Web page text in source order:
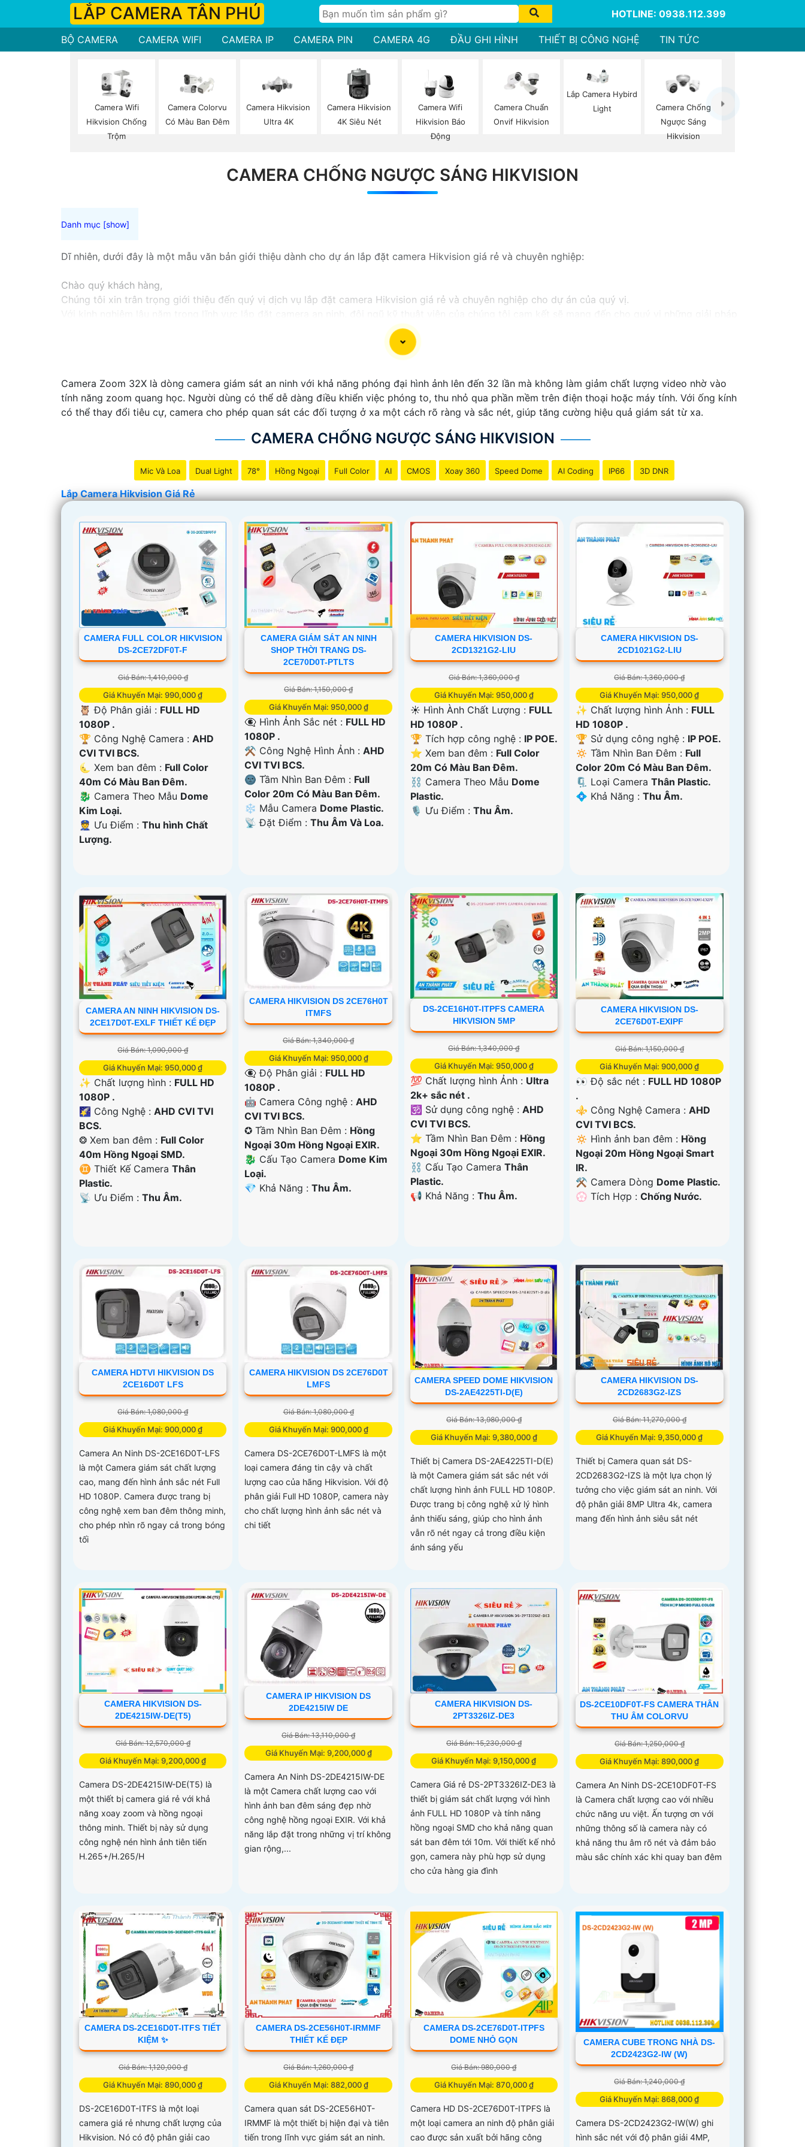
LẮP CAMERA TÂN PHÚ HOTLINE: 0938.112.399
BỘ CAMERA CAMERA WIFI CAMERA IP CAMERA PIN CAMERA 4G ĐẦU GHI HÌNH THIẾT BỊ CÔNG NGHỆ TIN TỨC
Camera Wifi
Hikvision Chống
Trộm
Camera Colorvu
Có Màu Ban Đêm
Camera Hikvision
Ultra 4K
Camera Hikvision
4K Siêu Nét
Camera Wifi
Hikvision Báo
Động
Camera Chuẩn
Onvif Hikvision
Lắp Camera Hybird
Light
Camera Chống
Ngược Sáng
Hikvision
CAMERA CHỐNG NGƯỢC SÁNG HIKVISION
Dĩ nhiên, dưới đây là một mẫu văn bản giới thiệu dành cho dự án lắp đặt camera Hikvision giá rẻ và chuyên nghiệp:
Chào quý khách hàng,
Chúng tôi xin trân trọng giới thiệu đến quý vị dịch vụ lắp đặt camera Hikvision giá rẻ và chuyên nghiệp cho dự án của quý vị.
Camera của Hikvision được biết đến là một trong những thương hiệu hàng đầu thế giới về giải pháp an ninh video. Với các tính năng và công nghệ
chất lượng hình ảnh sắc nét mà còn đem đến sự tin cậy và an toàn cho dự án của quý vị.
vị.
Camera Zoom 32X là dòng camera giám sát an ninh với khả năng phóng đại hình ảnh lên đến 32 lần mà không làm giảm chất lượng video nhờ vào
tính năng zoom quang học. Người dùng có thể dễ dàng điều khiển việc phóng to, thu nhỏ qua phần mềm trên điện thoại hoặc máy tính. Với ống kính
có thể thay đổi tiêu cự, camera cho phép quan sát các đối tượng ở xa một cách rõ ràng và sắc nét, giúp tăng cường hiệu quả giám sát từ xa.
CAMERA CHỐNG NGƯỢC SÁNG HIKVISION
Mic Và Loa Dual Light 78° Hồng Ngoại Full Color AI CMOS Xoay 360 Speed Dome AI Coding IP66 3D DNR
Lắp Camera Hikvision Giá Rẻ
CAMERA FULL COLOR HIKVISION
DS-2CE72DF0T-F
Giá Bán: 1,410,000 ₫
Giá Khuyến Mại: 990,000 ₫
🦉 Độ Phân giải : FULL HD
1080P .
🏆 Công Nghệ Camera : AHD
CVI TVI BCS.
🌜 Xem ban đêm : Full Color
40m Có Màu Ban Đêm.
🐉️ Camera Theo Mẫu Dome
Kim Loại.
️👮 Ưu Điểm : Thu hình Chất
Lượng.
CAMERA GIÁM SÁT AN NINH
SHOP THỜI TRANG DS-
2CE70D0T-PTLTS
Giá Bán: 1,150,000 ₫
Giá Khuyến Mại: 950,000 ₫
👁️‍🗨 Hình Ảnh Sắc nét : FULL HD
1080P .
⚒ Công Nghệ Hình Ảnh :AHD
CVI TVI BCS.
🌚 Tầm Nhìn Ban Đêm : Full
Color 20m Có Màu Ban Ðêm.
❄ Mẫu Camera Dome Plastic.
️📡 Đặt Điểm :Thu Âm Và Loa.
CAMERA HIKVISION DS-
2CD1321G2-LIU
Giá Bán: 1,360,000 ₫
Giá Khuyến Mại: 950,000 ₫
☀️ Hình Ành Chất Lượng : FULL
HD 1080P .
🏆 Tích hợp công nghệ : IP POE.
⭐ Xem ban đêm : Full Color
20m Có Màu Ban Ðêm.
⛓ Camera Theo Mẫu Dome
Plastic.
️🎙 Ưu Điểm : Thu Âm.
CAMERA HIKVISION DS-
2CD1021G2-LIU
Giá Bán: 1,360,000 ₫
Giá Khuyến Mại: 950,000 ₫
✨ Chất lượng hình Ảnh : FULL
HD 1080P .
🏆 Sử dụng công nghệ : IP POE.
🔅 Tầm Nhìn Ban Đêm : Full
Color 20m Có Màu Ban Ðêm.
🗜️ Loại CameraThân Plastic.
️💠 Khả Năng :Thu Âm.
CAMERA AN NINH HIKVISION DS-
2CE17D0T-EXLF THIẾT KẾ ĐẸP
Giá Bán: 1,090,000 ₫
Giá Khuyến Mại: 950,000 ₫
✨ Chất lượng hình : FULL HD
1080P .
🌠 Công Nghệ : AHD CVI TVI
BCS.
❂ Xem ban đêm : Full Color
40m Hồng Ngoại SMD.
♊ Thiết Kế Camera Thân
Plastic.
️📡 Ưu Điểm : Thu Âm.
CAMERA HIKVISION DS 2CE76H0T
ITMFS
Giá Bán: 1,340,000 ₫
Giá Khuyến Mại: 950,000 ₫
👁️‍🗨 Độ Phân giải : FULL HD
1080P .
🤖️ Camera Công nghệ :AHD
CVI TVI BCS.
✪ Tầm Nhìn Ban Đêm : Hồng
Ngoại 30m Hồng Ngoại EXIR.
🐉️ Cấu Tạo Camera Dome Kim
Loại.
️💎 Khả Năng :Thu Âm.
DS-2CE16H0T-ITPFS CAMERA
HIKVISION 5MP
Giá Bán: 1,340,000 ₫
Giá Khuyến Mại: 950,000 ₫
💯 Chất lượng hình Ảnh : Ultra
2k+ sắc nét .
🕉️ Sử dụng công nghệ : AHD
CVI TVI BCS.
⭐ Tầm Nhìn Ban Đêm : Hồng
Ngoại 30m Hồng Ngoại EXIR.
⛓ Cấu Tạo Camera Thân
Plastic.
️📢 Khả Năng : Thu Âm.
CAMERA HIKVISION DS-
2CE76D0T-EXIPF
Giá Bán: 1,150,000 ₫
Giá Khuyến Mại: 900,000 ₫
👀 Độ sắc nét : FULL HD 1080P
.
⚜️ Công Nghệ Camera :AHD
CVI TVI BCS.
🔅 Hình ảnh ban đêm : Hồng
Ngoại 20m Hồng Ngoại Smart
IR.
⚒ Camera Dòng Dome Plastic.
️💮 Tích Hợp :Chống Nước.
CAMERA HDTVI HIKVISION DS
2CE16D0T LFS
Giá Bán: 1,080,000 ₫
Giá Khuyến Mại: 900,000 ₫
Camera An Ninh DS-2CE16D0T-LFS
là một Camera giám sát chất lượng
cao, mang đến hình ảnh sắc nét Full
HD 1080P. Camera được trang bị
công nghệ xem ban đêm thông minh,
cho phép nhìn rõ ngay cả trong bóng
tối
CAMERA HIKVISION DS 2CE76D0T
LMFS
Giá Bán: 1,080,000 ₫
Giá Khuyến Mại: 900,000 ₫
Camera DS-2CE76D0T-LMFS là một
loại camera đáng tin cậy và chất
lượng cao của hãng Hikvision. Với độ
phân giải Full HD 1080P, camera này
cho chất lượng hình ảnh sắc nét và
chi tiết
CAMERA SPEED DOME HIKVISION
DS-2AE4225TI-D(E)
Giá Bán: 13,980,000 ₫
Giá Khuyến Mại: 9,380,000 ₫
Thiết bị Camera DS-2AE4225TI-D(E)
là một Camera giám sát sắc nét với
chất lượng hình ảnh FULL HD 1080P.
Được trang bị công nghệ xử lý hình
ảnh thiếu sáng, giúp cho hình ảnh
vẫn rõ nét ngay cả trong điều kiện
ánh sáng yếu
CAMERA HIKVISION DS-
2CD2683G2-IZS
Giá Bán: 11,270,000 ₫
Giá Khuyến Mại: 9,350,000 ₫
Thiết bị Camera quan sát DS-
2CD2683G2-IZS là một lựa chọn lý
tưởng cho việc giám sát an ninh. Với
độ phân giải 8MP Ultra 4k, camera
mang đến hình ảnh siêu sắt nét
CAMERA HIKVISION DS-
2DE4215IW-DE(T5)
Giá Bán: 12,570,000 ₫
Giá Khuyến Mại: 9,200,000 ₫
Camera DS-2DE4215IW-DE(T5) là
một thiết bị camera giá rẻ với khả
năng xoay zoom và hồng ngoại
thông minh. Thiết bị này sử dụng
công nghệ nén hình ảnh tiên tiến
H.265+/H.265/H
CAMERA IP HIKVISION DS
2DE4215IW DE
Giá Bán: 13,110,000 ₫
Giá Khuyến Mại: 9,200,000 ₫
Camera An Ninh DS-2DE4215IW-DE
là một Camera chất lượng cao với
hình ảnh ban đêm sáng đẹp nhờ
công nghệ hồng ngoại EXIR. Với khả
năng lắp đặt trong những vị trí không
gian rộng,...
CAMERA HIKVISION DS-
2PT3326IZ-DE3
Giá Bán: 15,230,000 ₫
Giá Khuyến Mại: 9,150,000 ₫
Camera Giá rẻ DS-2PT3326IZ-DE3 là
thiết bị giám sát chất lượng với hình
ảnh FULL HD 1080P và tính năng
hồng ngoại SMD cho khả năng quan
sát ban đêm tới 10m. Với thiết kế nhỏ
gọn, camera này phù hợp sử dụng
cho cửa hàng gia đình
DS-2CE10DF0T-FS CAMERA THÂN
THU ÂM COLORVU
Giá Bán: 1,250,000 ₫
Giá Khuyến Mại: 890,000 ₫
Camera An Ninh DS-2CE10DF0T-FS
là Camera chất lượng cao với nhiều
chức năng ưu việt. Ấn tượng ơn với
những thông số là camera này có
khả năng thu âm rõ nét và đảm bảo
màu sắc chính xác khi quay ban đêm
CAMERA DS-2CE16D0T-ITFS TIẾT
KIỆM ✨
Giá Bán: 1,120,000 ₫
Giá Khuyến Mại: 890,000 ₫
DS-2CE16D0T-ITFS là một loại
camera giá rẻ nhưng chất lượng của
Hikvision. Nó có độ phân giải cao
CAMERA DS-2CE56H0T-IRMMF
THIẾT KẾ ĐẸP
Giá Bán: 1,260,000 ₫
Giá Khuyến Mại: 882,000 ₫
Camera quan sát DS-2CE56H0T-
IRMMF là một thiết bị hiện đại và tiên
tiến trong lĩnh vực giám sát an ninh.
CAMERA DS-2CE76D0T-ITPFS
DOME NHỎ GỌN
Giá Bán: 980,000 ₫
Giá Khuyến Mại: 870,000 ₫
Camera HD DS-2CE76D0T-ITPFS là
một loại camera an ninh độ phân giải
cao được sản xuất bởi hãng công
CAMERA CUBE TRONG NHÀ DS-
2CD2423G2-IW (W)
Giá Bán: 1,240,000 ₫
Giá Khuyến Mại: 868,000 ₫
Camera DS-2CD2423G2-IW(W) ghi
hình sắc nét với độ phân giải 4MP,